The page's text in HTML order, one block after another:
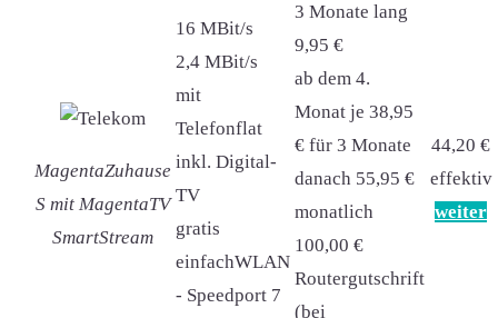
MagentaZuhause
S mit MagentaTV
SmartStream
16 MBit/s
2,4 MBit/s
mit
Telefonflat
inkl. Digital-
TV
gratis
einfachWLAN
- Speedport 7
3 Monate lang
9,95 €
ab dem 4.
Monat je 38,95
€ für 3 Monate
danach 55,95 €
monatlich
100,00 €
Routergutschrift
(bei
44,20 €
effektiv
weiter